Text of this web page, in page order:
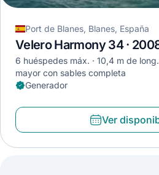
Port de Blanes, Blanes, España
Velero Harmony 34 ·
6 huéspedes máx. 10,4 m de long.
mayor con sables completa
Generador
Ver